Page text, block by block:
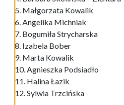
5. Małgorzata Kowalik
6. Angelika Michniak
7. Bogumiła Strycharska
8. Izabela Bober
9. Marta Kowalik
10. Agnieszka Podsiadło
11. Halina Łazik
12. Sylwia Trzcińska